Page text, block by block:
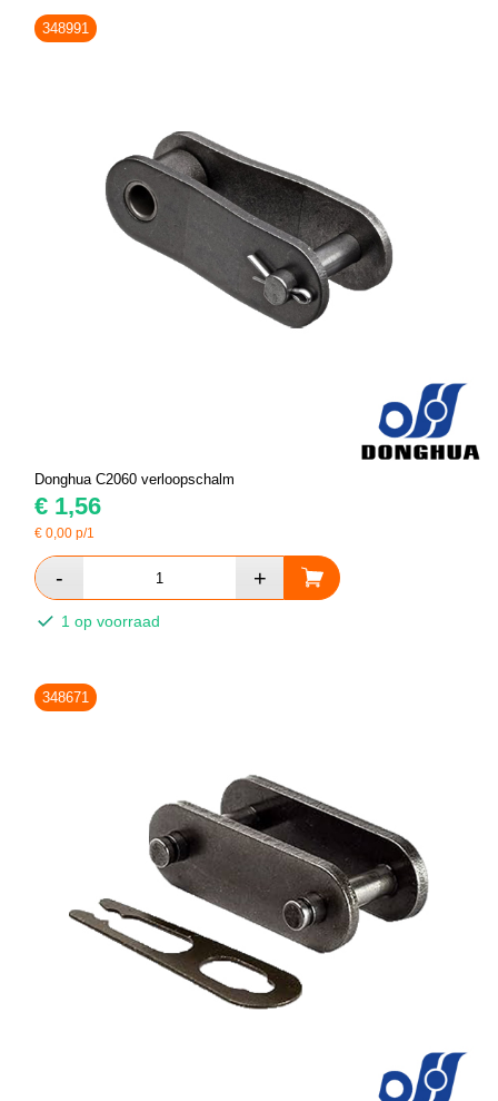
348991
Donghua C2060 verloopschalm
€ 1,56
€0,00 p/1
1 op voorraad
348671